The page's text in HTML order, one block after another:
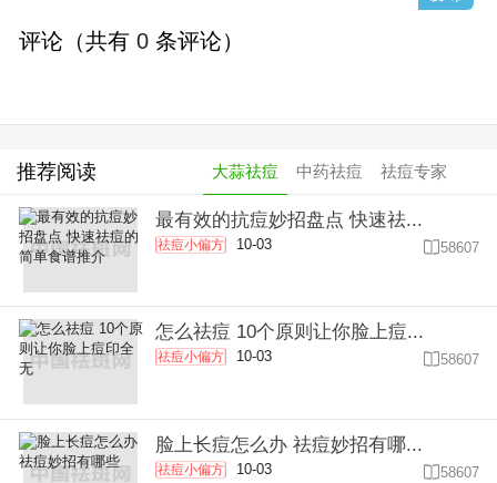
评论（共有 0 条评论）
推荐阅读 大蒜祛痘 中药祛痘 祛痘专家
最有效的抗痘妙招盘点 快速祛...
祛痘小偏方 10-03 58607
怎么祛痘 10个原则让你脸上痘...
祛痘小偏方 10-03 58607
脸上长痘怎么办 祛痘妙招有哪...
祛痘小偏方 10-03 58607